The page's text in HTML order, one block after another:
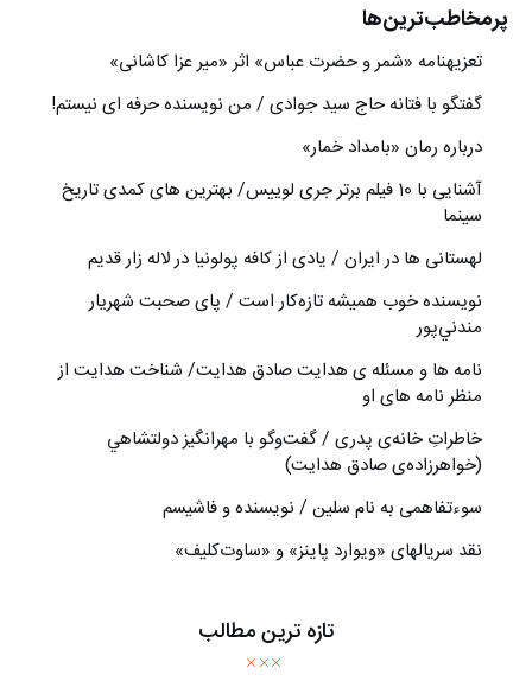
پرمخاطب‌ترین‌ها
تعزیه‎نامه‏ «شمر و حضرت عباس» اثر «میر عزا کاشانی»
گفتگو با فتانه حاج سید جوادی / من نویسنده حرفه ای نیستم!
درباره رمان «بامداد خمار»
آشنایی با 10 فیلم برتر جری لوییس/ بهترین های کمدی تاریخ
سینما
لهستانی ها در ایران / یادی از کافه پولونیا در لاله زار قدیم
نويسنده خوب هميشه تازه‌كار است / پای صحبت شهريار
مندني‌پور
نامه ها و مسئله ی هدایت صادق هدایت/ شناخت هدایت از
منظر نامه های او
خاطراتِ خانه‌ی پدری / گفت‌وگو با مهرانگيز دولتشاهي
(خواهرزاده‌ی صادق هدايت)
سوءتفاهمی به نام سلین / نویسنده و فاشیسم
نقد سریالهای «ویوارد پاینز» و «ساوت‌کلیف»
تازه ترین مطالب